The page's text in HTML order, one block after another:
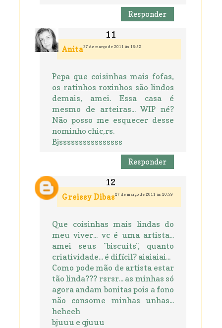
Responder
Anita27 de março de 2011 às 16:52
Pepa que coisinhas mais fofas,
os ratinhos roxinhos são lindos
demais, amei. Essa casa é
mesmo de arteiras... WIP né?
Não posso me esquecer desse
nominho chic,rs.
Bjssssssssssssssss
Responder
Greissy Dibas27 de março de 2011 às 20:59
Que coisinhas mais lindas do
meu viver... vc é uma artista...
amei seus "biscuits", quanto
criatividade... é difícil? aiaiaiai...
Como pode mão de artista estar
tão linda??? rsrsr... as minhas só
agora andam bonitas pois a fono
não consome minhas unhas...
heheeh
bjuuu e qjuuu